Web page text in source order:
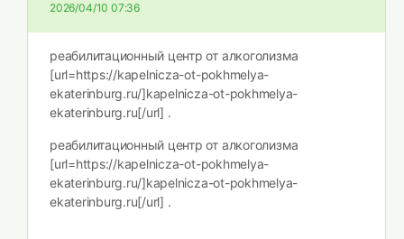
2026/04/10 07:36
реабилитационный центр от алкоголизма
[url=https://kapelnicza-ot-pokhmelya-
ekaterinburg.ru/]kapelnicza-ot-pokhmelya-
ekaterinburg.ru[/url] .
реабилитационный центр от алкоголизма
[url=https://kapelnicza-ot-pokhmelya-
ekaterinburg.ru/]kapelnicza-ot-pokhmelya-
ekaterinburg.ru[/url] .